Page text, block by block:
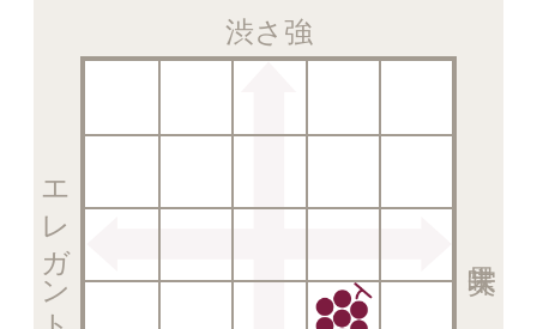
渋さ強
エレガント